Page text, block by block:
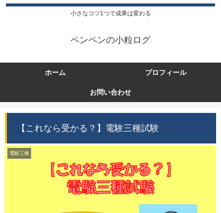
小さなコツ1つで成果は変わる
ペンペンの小粒ログ
ホーム プロフィール
お問い合わせ
【これなら受かる？】電験三種試験
電験三種